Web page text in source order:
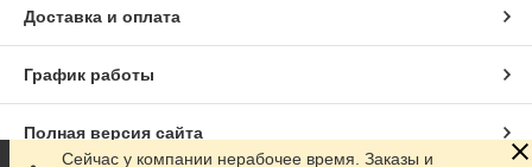
Доставка и оплата
График работы
Полная версия сайта
Сейчас у компании нерабочее время. Заказы и